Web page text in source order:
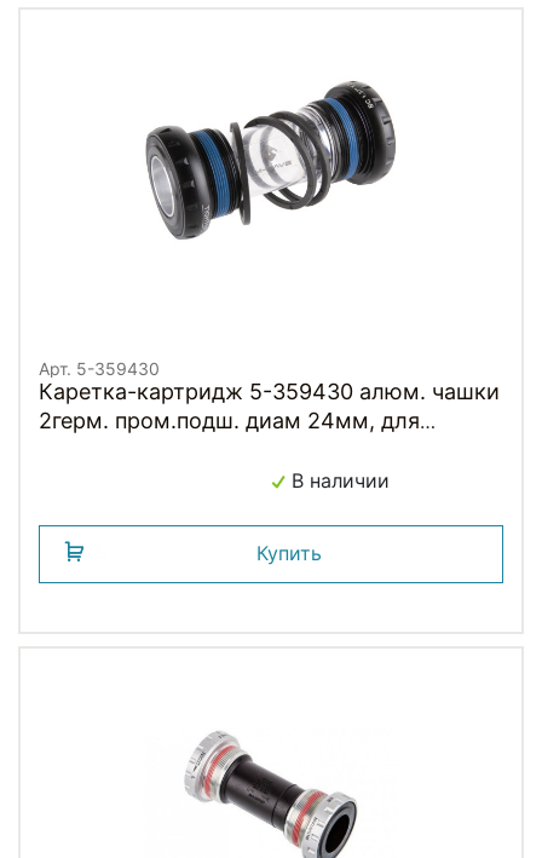
Арт. 5-359430
Каретка-картридж 5-359430 алюм. чашки
2герм. пром.подш. диам 24мм, для
В наличии
Купить